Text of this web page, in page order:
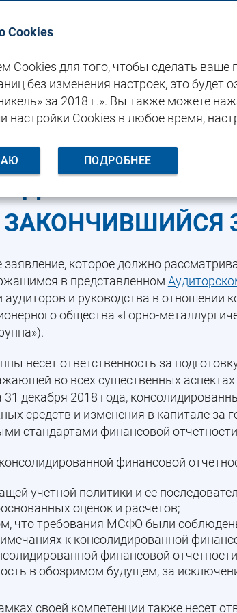
обзор Финансовая отчетность по МСФО
ОБ
И
ЗАКОНЧИВШИЙСЯ
которое должно
в представленном
аудиторов и руководства в отношении
общества «Горно-
несет ответственность за
во всех существенных
декабря 2018 года,
средств и изменения в капитале за
стандартами финансовой
финансовой
учетной политики и ее
оценок и расчетов;
что требования МСФО были
к консолидированной
финансовой
в обозримом будущем, за
своей компетенции также несет
Cookies
Cookies для того, чтобы сделать
без изменения настроек, это
за 2018 г.». Вы также можете
настройки Cookies в любое время,
ПОДРОБНЕЕ